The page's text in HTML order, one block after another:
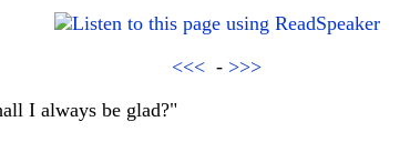
<<< - >>>
I always be glad?"